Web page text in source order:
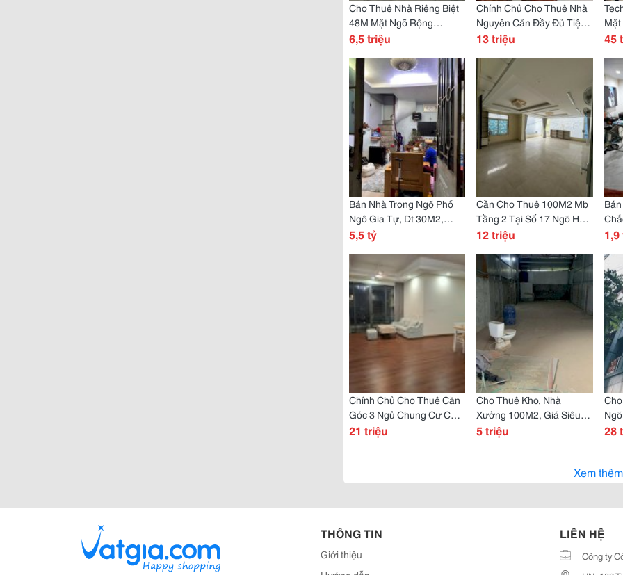
Cho Thuê Nhà Riêng Biệt
48M Mặt Ngõ Rộng
Đường Giáp Hải- Đa Tốn,
6,5 triệu
Chính Chủ Cho Thuê Nhà
Nguyên Căn Đầy Đủ Tiện
Nghi Ở Ngọc Thụy, Bồ Đề,
13 triệu 45
Bán Nhà Trong Ngõ Phố
Ngô Gia Tự, Dt 30M2,
Hướng Đông Nam Cực
Chợ, Gần Trường
5,5 tỷ
Cần Cho Thuê 100M2 Mb
Tầng 2 Tại Số 17 Ngõ Hòa
Bình 2 (P.minh Khai, Hbt),
12 triệu 1,9
Chính Chủ Cho Thuê Căn
Góc 3 Ngủ Chung Cư Cao
Cấp Stellar, 35 Lê Văn
21 triệu
Cho Thuê Kho, Nhà
Xưởng 100M2, Giá Siêu
Hời 5 Triệu Vnd Tại Tổ 17,
5 triệu
Yên
28
Xem thêm
THÔNG TIN
Giới thiệu
LIÊN HỆ
Công ty